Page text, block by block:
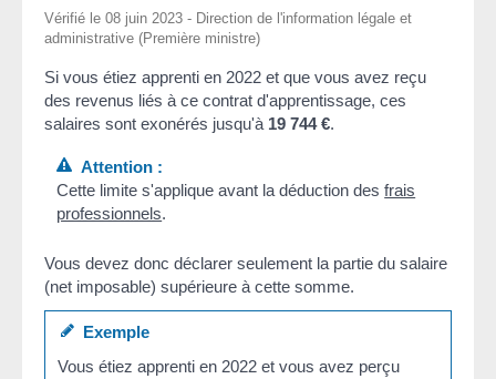
Vérifié le 08 juin 2023 - Direction de l'information légale et
administrative (Première ministre)
Si vous étiez apprenti en 2022 et que vous avez reçu
des revenus liés à ce contrat d'apprentissage, ces
salaires sont exonérés jusqu'à 19 744 €.
Attention :
Cette limite s'applique avant la déduction desfrais
professionnels.
Vous devez donc déclarer seulement la partie du salaire
(net imposable) supérieure à cette somme.
Exemple
Vous étiez apprenti en 2022 et vous avez perçu